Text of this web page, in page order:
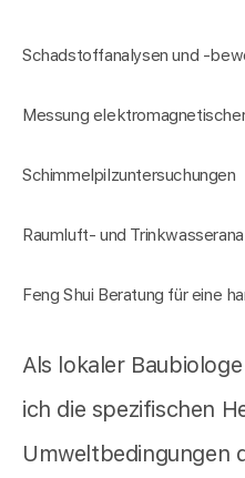
Schadstoffanalysen und -
Messung
Schimmelpilzuntersuchungen
Raumluft- und
Feng Shui Beratung für eine
Als lokaler
ich die spezifischen
Umweltbedingungen